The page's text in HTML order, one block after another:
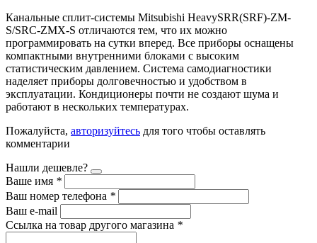
Канальные сплит-системы Mitsubishi HeavySRR(SRF)-ZМ-
S/SRC-ZMX-S отличаются тем, что их можно
программировать на сутки вперед. Все приборы оснащены
компактными внутренними блоками с высоким
статистическим давлением. Система самодиагностики
наделяет приборы долговечностью и удобством в
эксплуатации. Кондиционеры почти не создают шума и
работают в нескольких температурах.
Пожалуйста, авторизуйтесь для того чтобы оставлять
комментарии
Нашли дешевле?
Ваше имя *
Ваш номер телефона *
Ваш e-mail
Ссылка на товар другого магазина *